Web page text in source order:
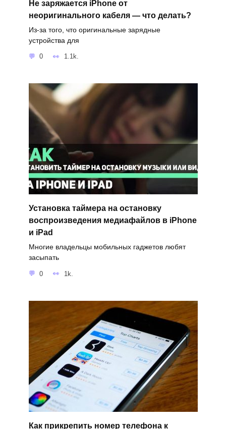
Не заряжается iPhone от
неоригинального кабеля — что делать?
Из-за того, что оригинальные зарядные
устройства для
0 1.1k.
Установка таймера на остановку
воспроизведения медиафайлов в iPhone
и iPad
Многие владельцы мобильных гаджетов любят
засыпать
0 1k.
Как прикрепить номер телефона к